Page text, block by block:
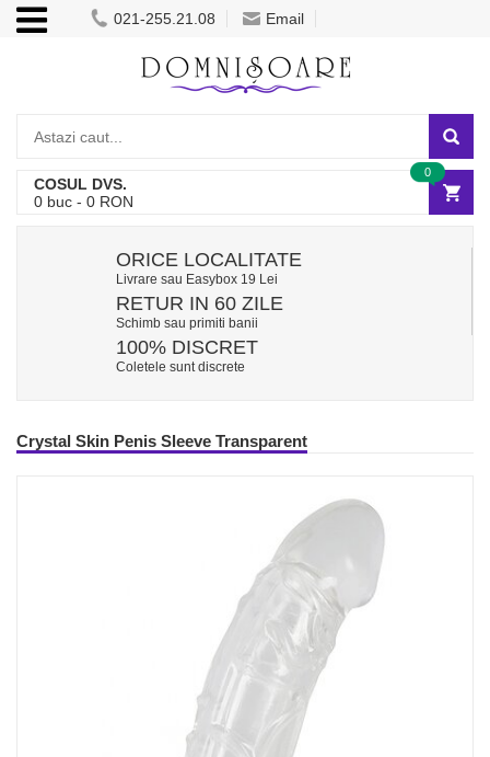
021-255.21.08 Email
COSUL DVS.
0 buc - 0 RON
0
ORICE LOCALITATE
Livrare sau Easybox 19 Lei
RETUR IN 60 ZILE
Schimb sau primiti banii
100% DISCRET
Coletele sunt discrete
Crystal Skin Penis Sleeve Transparent